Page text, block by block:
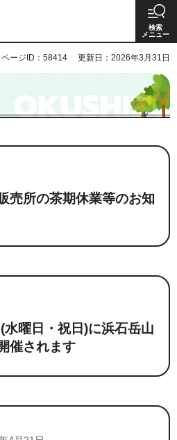
検索
メニュー
ページID：58414 更新日：2026年3月31日
売所の茶期休業等のお知
曜日・祝日)に浜石岳山
催されます